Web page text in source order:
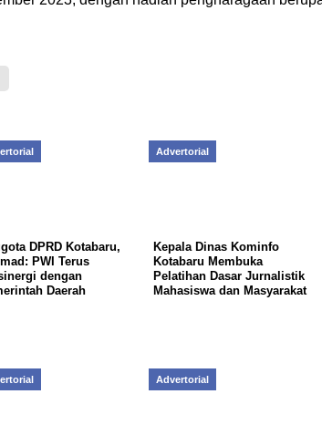
DPRD Kotabaru,
PWI Terus
dengan
Daerah
Advertorial
Kepala Dinas Kominfo
Kotabaru Membuka
Pelatihan Dasar Jurnalistik
Mahasiswa dan Masyarakat
Advertorial